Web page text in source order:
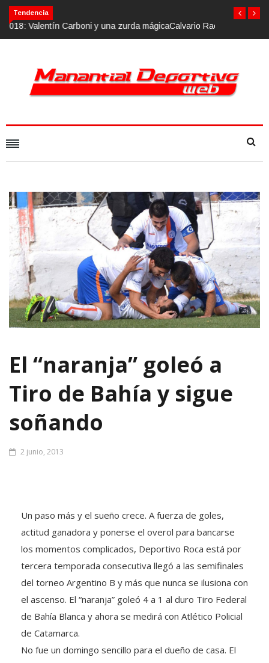
Tendencia
El “naranja” goleó a
Tiro de Bahía y sigue
soñando
actitud ganadora y ponerse el overol para bancarse
los momentos complicados, Deportivo Roca está por
tercera temporada consecutiva llegó a las semifinales
del torneo Argentino B y más que nunca se ilusiona con
el ascenso. El “naranja” goleó 4 a 1 al duro Tiro Federal
de Bahía Blanca y ahora se medirá con Atlético Policial
de Catamarca.
No fue un domingo sencillo para el dueño de casa. El
conjunto dirigido por Diego Landeiro sufrió bastante